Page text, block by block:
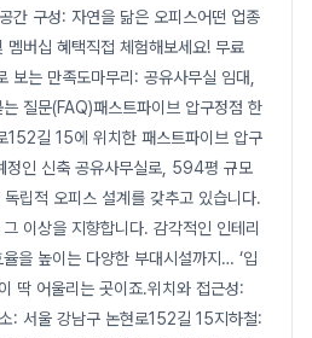
간 구성: 자연을 닮은 오피스어떤 업종
멤버십 혜택직접 체험해보세요! 무료
보는 만족도마무리: 공유사무실 임대,
질문(FAQ)패스트파이브 압구정점 한
152길 15에 위치한 패스트파이브 압구
인 신축 공유사무실로, 594평 규모
립적 오피스 설계를 갖추고 있습니다.
이상을 지향합니다. 감각적인 인테리
을 높이는 다양한 부대시설까지… ‘입
딱 어울리는 곳이죠.위치와 접근성:
: 서울 강남구 논현로152길 15지하철: